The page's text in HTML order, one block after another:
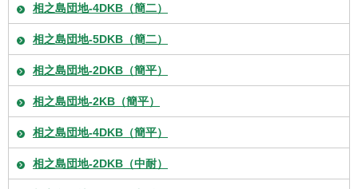
相之島団地-4DKB（簡二）
相之島団地-5DKB（簡二）
相之島団地-2DKB（簡平）
相之島団地-2KB（簡平）
相之島団地-4DKB（簡平）
相之島団地-2DKB（中耐）